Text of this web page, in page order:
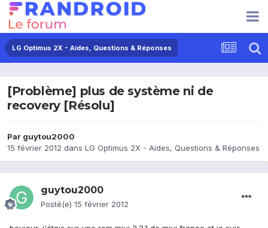
LG Optimus 2X - Aides, Questions & Réponses
[Problème] plus de système ni de
recovery [Résolu]
Par guytou2000
15 février 2012 dans LG Optimus 2X - Aides, Questions & Réponses
guytou2000
Posté(e) 15 février 2012